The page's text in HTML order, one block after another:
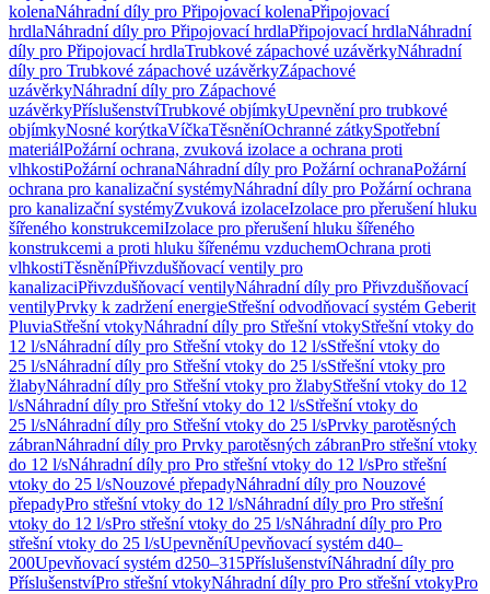
kolenaNáhradní díly pro Připojovací kolenaPřipojovací
hrdlaNáhradní díly pro Připojovací hrdlaPřipojovací hrdlaNáhradní
díly pro Připojovací hrdlaTrubkové zápachové uzávěrkyNáhradní
díly pro Trubkové zápachové uzávěrkyZápachové
uzávěrkyNáhradní díly pro Zápachové
uzávěrkyPříslušenstvíTrubkové objímkyUpevnění pro trubkové
objímkyNosné korýtkaVíčkaTěsněníOchranné zátkySpotřební
materiálPožární ochrana, zvuková izolace a ochrana proti
vlhkostiPožární ochranaNáhradní díly pro Požární ochranaPožární
ochrana pro kanalizační systémyNáhradní díly pro Požární ochrana
pro kanalizační systémyZvuková izolaceIzolace pro přerušení hluku
šířeného konstrukcemiIzolace pro přerušení hluku šířeného
konstrukcemi a proti hluku šířenému vzduchemOchrana proti
vlhkostiTěsněníPřivzdušňovací ventily pro
kanalizaciPřivzdušňovací ventilyNáhradní díly pro Přivzdušňovací
ventilyPrvky k zadržení energieStřešní odvodňovací systém Geberit
PluviaStřešní vtokyNáhradní díly pro Střešní vtokyStřešní vtoky do
12 l/sNáhradní díly pro Střešní vtoky do 12 l/sStřešní vtoky do
25 l/sNáhradní díly pro Střešní vtoky do 25 l/sStřešní vtoky pro
žlabyNáhradní díly pro Střešní vtoky pro žlabyStřešní vtoky do 12
l/sNáhradní díly pro Střešní vtoky do 12 l/sStřešní vtoky do
25 l/sNáhradní díly pro Střešní vtoky do 25 l/sPrvky parotěsných
zábranNáhradní díly pro Prvky parotěsných zábranPro střešní vtoky
do 12 l/sNáhradní díly pro Pro střešní vtoky do 12 l/sPro střešní
vtoky do 25 l/sNouzové přepadyNáhradní díly pro Nouzové
přepadyPro střešní vtoky do 12 l/sNáhradní díly pro Pro střešní
vtoky do 12 l/sPro střešní vtoky do 25 l/sNáhradní díly pro Pro
střešní vtoky do 25 l/sUpevněníUpevňovací systém d40–
200Upevňovací systém d250–315PříslušenstvíNáhradní díly pro
PříslušenstvíPro střešní vtokyNáhradní díly pro Pro střešní vtokyPro